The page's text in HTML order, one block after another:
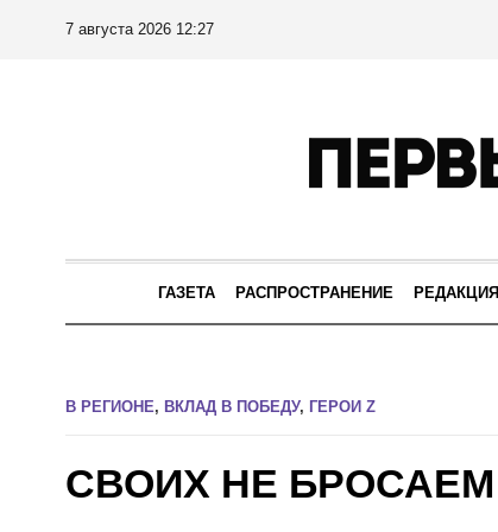
7 августа 2026 12:27
ГАЗЕТА РАСПРОСТРАНЕНИЕ РЕДАКЦИЯ
В РЕГИОНЕ, ВКЛАД В ПОБЕДУ, ГЕРОИ Z
СВОИХ НЕ БРОСАЕМ